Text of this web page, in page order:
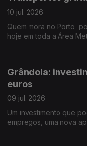
10 jul. 2026
Quem mora no Porto
hoje em toda a Área
Grândola:
euros
09 jul. 2026
Um investimento que pode mudar o futuro de Grândola. Mil
empregos, uma nova